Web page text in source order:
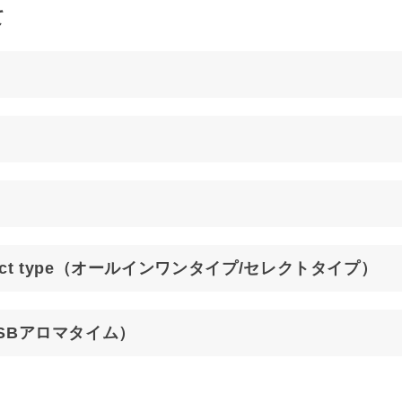
（オールインワンタイプ/セレクトタイプ）
アロマタイム）